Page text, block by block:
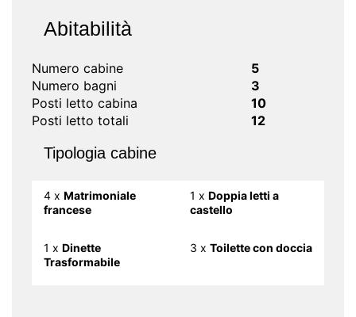
Abitabilità
Numero cabine
5
Numero bagni
3
Posti letto cabina
10
Posti letto totali
12
Tipologia cabine
4 x Matrimoniale
francese
1 x Doppia letti a
castello
1 x Dinette
Trasformabile
3 x Toilette con doccia